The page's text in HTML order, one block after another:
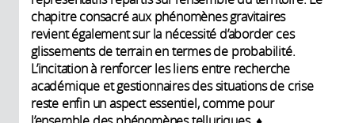
chapitre consacré aux phénomènes gravitaires
revient également sur la nécessité d’aborder ces
glissements de terrain en termes de probabilité.
L’incitation à renforcer les liens entre recherche
académique et gestionnaires des situations de crise
reste enfin un aspect essentiel, comme pour